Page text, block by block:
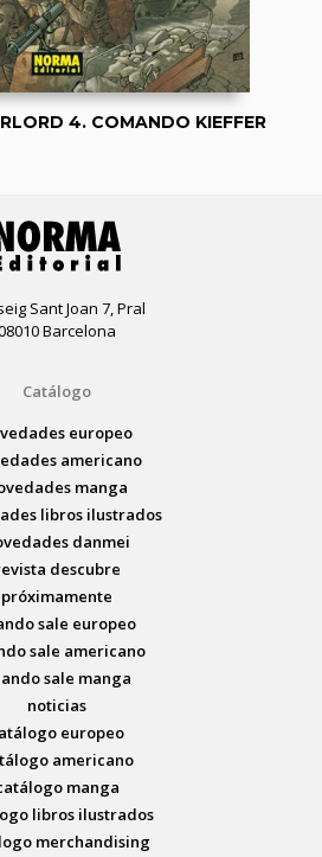
4. COMANDO KIEFFER
Sant Joan 7, Pral
Barcelona
Catálogo
europeo
americano
manga
libros ilustrados
danmei
descubre
próximamente
sale europeo
sale americano
sale manga
noticias
europeo
americano
manga
libros ilustrados
merchandising